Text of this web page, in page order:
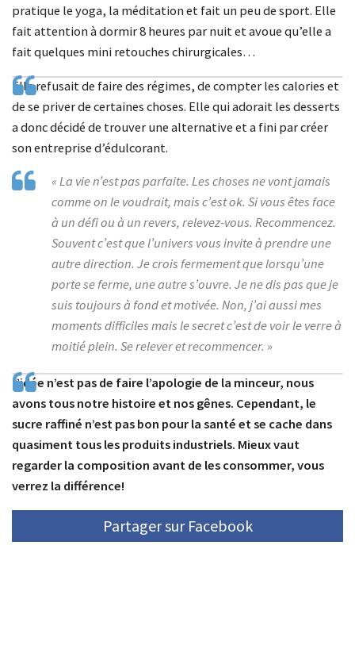
pratique le yoga, la méditation et fait un peu de sport. Elle
fait attention à dormir 8 heures par nuit et avoue qu’elle a
fait quelques mini retouches chirurgicales…
Elle refusait de faire des régimes, de compter les calories et
de se priver de certaines choses. Elle qui adorait les desserts
a donc décidé de trouver une alternative et a fini par créer
son entreprise d’édulcorant.
« La vie n’est pas parfaite. Les choses ne vont jamais
comme on le voudrait, mais c’est ok. Si vous êtes face
à un défi ou à un revers, relevez-vous. Recommencez.
Souvent c’est que l’univers vous invite à prendre une
autre direction. Je crois fermement que lorsqu’une
porte se ferme, une autre s’ouvre. Je ne dis pas que je
suis toujours à fond et motivée. Non, j’ai aussi mes
moments difficiles mais le secret c’est de voir le verre à
moitié plein. Se relever et recommencer. »
L’idée n’est pas de faire l’apologie de la minceur, nous
avons tous notre histoire et nos gênes. Cependant, le
sucre raffiné n’est pas bon pour la santé et se cache dans
quasiment tous les produits industriels. Mieux vaut
regarder la composition avant de les consommer, vous
verrez la différence!
Partager sur Facebook